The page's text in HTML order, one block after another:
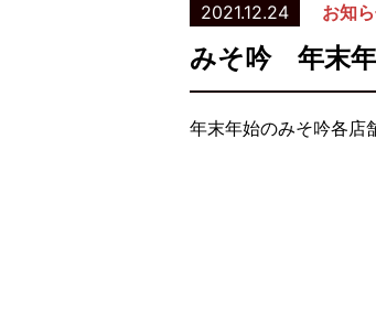
2021.12.24 お知
みそ吟 年末年
年末年始のみそ吟各店